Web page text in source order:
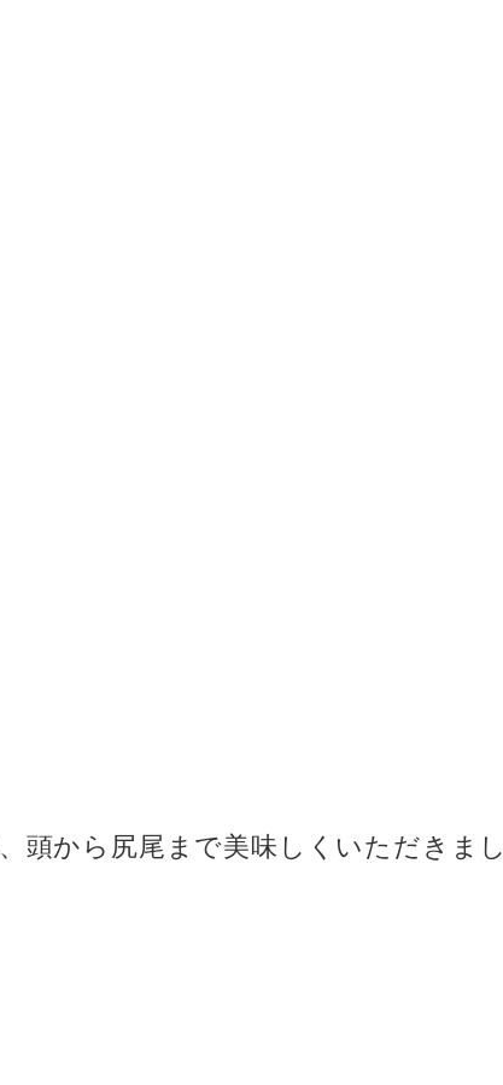
頭から尻尾まで美味しくいただきまし